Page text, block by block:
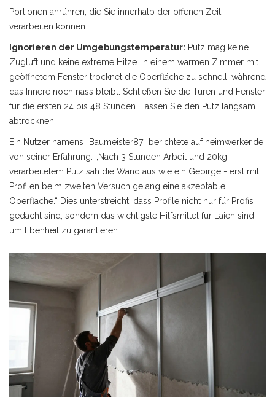
Portionen anrühren, die Sie innerhalb der offenen Zeit
verarbeiten können.
Ignorieren der Umgebungstemperatur: Putz mag keine
Zugluft und keine extreme Hitze. In einem warmen Zimmer mit
geöffnetem Fenster trocknet die Oberfläche zu schnell, während
das Innere noch nass bleibt. Schließen Sie die Türen und Fenster
für die ersten 24 bis 48 Stunden. Lassen Sie den Putz langsam
abtrocknen.
Ein Nutzer namens „Baumeister87“ berichtete auf heimwerker.de
von seiner Erfahrung: „Nach 3 Stunden Arbeit und 20kg
verarbeitetem Putz sah die Wand aus wie ein Gebirge - erst mit
Profilen beim zweiten Versuch gelang eine akzeptable
Oberfläche.“ Dies unterstreicht, dass Profile nicht nur für Profis
gedacht sind, sondern das wichtigste Hilfsmittel für Laien sind,
um Ebenheit zu garantieren.